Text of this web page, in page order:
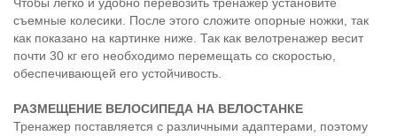
Чтобы легко и удобно перевозить тренажер установите
съемные колесики. После этого сложите опорные ножки, так
как показано на картинке ниже. Так как велотренажер весит
почти 30 кг его необходимо перемещать со скоростью,
обеспечивающей его устойчивость.
РАЗМЕЩЕНИЕ ВЕЛОСИПЕДА НА ВЕЛОСТАНКЕ
Тренажер поставляется с различными адаптерами, поэтому